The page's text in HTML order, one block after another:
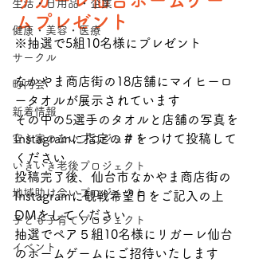
生活・日用品・企業
健康・美容・医療
サークル
町内会
新着情報
空き家のないプロジェクト
いきいき老後プロジェクト
地域助け合いプロジェクト
子ども子育てプロジェクト
イベント
ムプレゼント
※抽選で5組10名様にプレゼント
なかやま商店街の18店舗にマイヒーロ
ータオルが展示されています
その中の5選手のタオルと店舗の写真を
Instagramに指定の＃をつけて投稿して
ください
投稿完了後、仙台市なかやま商店街の
Instagramに観戦希望日をご記入の上
DMをしてください
​抽選でペア５組10名様にリガーレ仙台
のホームゲームにご招待いたします​